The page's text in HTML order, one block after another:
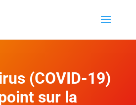
(COVID-19)
sur la